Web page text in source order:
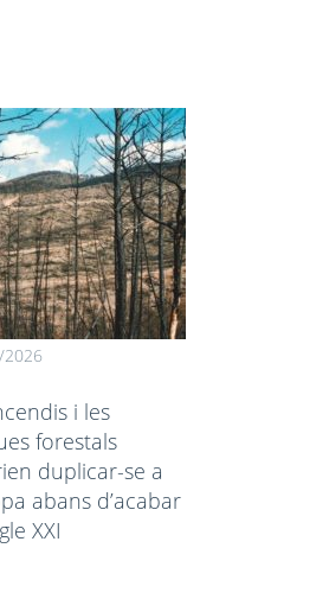
i les
forestals
duplicar-se a
abans d’acabar
XXI